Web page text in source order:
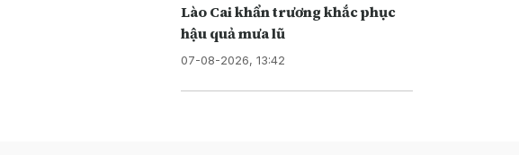
Lào Cai khẩn trương khắc phục
hậu quả mưa lũ
07-08-2026, 13:42